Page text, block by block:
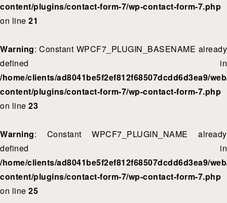
content/plugins/contact-form-7/wp-contact-form-7.php
on line 21
Warning: Constant WPCF7_PLUGIN_BASENAME already
defined in
/home/clients/ad8041be5f2ef812f68507dcdd6d3ea9/
content/plugins/contact-form-7/wp-contact-form-7.php
on line 23
Warning: Constant WPCF7_PLUGIN_NAME already
defined in
/home/clients/ad8041be5f2ef812f68507dcdd6d3ea9/
content/plugins/contact-form-7/wp-contact-form-7.php
on line 25